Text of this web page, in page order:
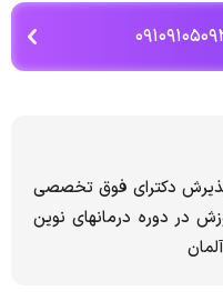
دکترای فوق تخصصی
آموزش در دوره درمانهای نوین